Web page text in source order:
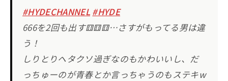
#HYDECHANNEL #HYDE
666を2回も出す⚅⚅⚅…さすがもってる男は違
う！
しりとりヘタクソ過ぎなのもかわいいし、だ
っちゅーのが青春とか言っちゃうのもステキw